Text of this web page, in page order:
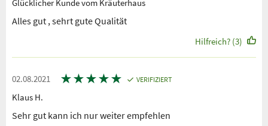
Glücklicher Kunde vom Kräuterhaus
Alles gut , sehrt gute Qualität
Hilfreich? (3)
02.08.2021 ★★★★★ VERIFIZIERT
Klaus H.
Sehr gut kann ich nur weiter empfehlen